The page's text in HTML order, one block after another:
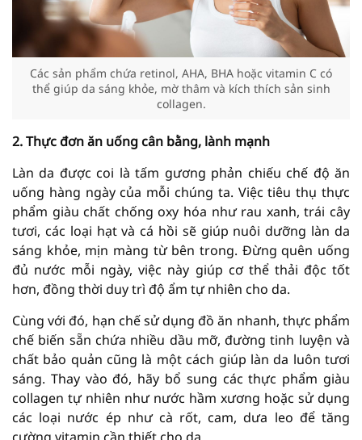
Các sản phẩm chứa retinol, AHA, BHA hoặc vitamin C có
thể giúp da sáng khỏe, mờ thâm và kích thích sản sinh
collagen.
2. Thực đơn ăn uống cân bằng, lành mạnh
Làn da được coi là tấm gương phản chiếu chế độ ăn
uống hàng ngày của mỗi chúng ta. Việc tiêu thụ thực
phẩm giàu chất chống oxy hóa như rau xanh, trái cây
tươi, các loại hạt và cá hồi sẽ giúp nuôi dưỡng làn da
sáng khỏe, mịn màng từ bên trong. Đừng quên uống
đủ nước mỗi ngày, việc này giúp cơ thể thải độc tốt
hơn, đồng thời duy trì độ ẩm tự nhiên cho da.
Cùng với đó, hạn chế sử dụng đồ ăn nhanh, thực phẩm
chế biến sẵn chứa nhiều dầu mỡ, đường tinh luyện và
chất bảo quản cũng là một cách giúp làn da luôn tươi
sáng. Thay vào đó, hãy bổ sung các thực phẩm giàu
collagen tự nhiên như nước hầm xương hoặc sử dụng
các loại nước ép như cà rốt, cam, dưa leo để tăng